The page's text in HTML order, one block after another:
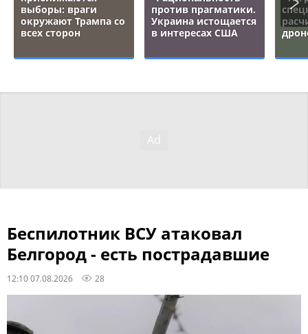
выборы: враги
окружают Трампа со
всех сторон
против прагматики.
Украина истощается
в интересах США
Беспилотник ВСУ атаковал
Белгород - есть пострадавшие
12:10 07.08.2026 28